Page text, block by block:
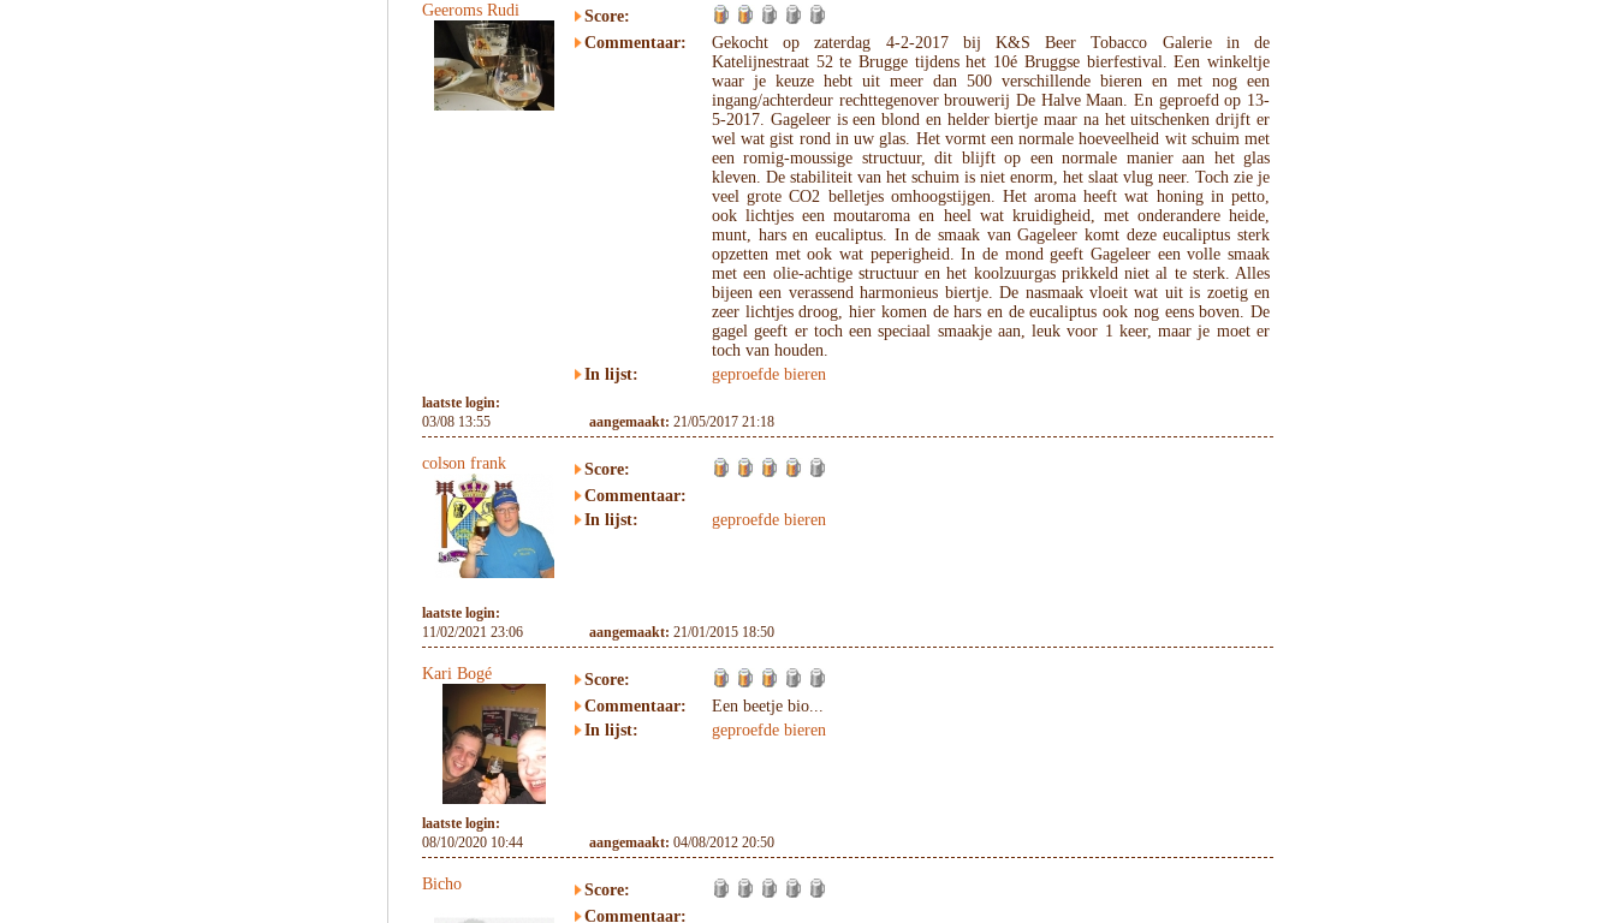
Geeroms Rudi
Score:
Commentaar:
Gekocht op zaterdag 4-2-2017 bij K&S Beer Tobacco Galerie in de
Katelijnestraat 52 te Brugge tijdens het 10é Bruggse bierfestival. Een winkeltje
waar je keuze hebt uit meer dan 500 verschillende bieren en met nog een
ingang/achterdeur rechttegenover brouwerij De Halve Maan. En geproefd op 13-
5-2017. Gageleer is een blond en helder biertje maar na het uitschenken drijft er
wel wat gist rond in uw glas. Het vormt een normale hoeveelheid wit schuim met
een romig-moussige structuur, dit blijft op een normale manier aan het glas
kleven. De stabiliteit van het schuim is niet enorm, het slaat vlug neer. Toch zie je
veel grote CO2 belletjes omhoogstijgen. Het aroma heeft wat honing in petto,
ook lichtjes een moutaroma en heel wat kruidigheid, met onderandere heide,
munt, hars en eucaliptus. In de smaak van Gageleer komt deze eucaliptus sterk
opzetten met ook wat peperigheid. In de mond geeft Gageleer een volle smaak
met een olie-achtige structuur en het koolzuurgas prikkeld niet al te sterk. Alles
bijeen een verassend harmonieus biertje. De nasmaak vloeit wat uit is zoetig en
zeer lichtjes droog, hier komen de hars en de eucaliptus ook nog eens boven. De
gagel geeft er toch een speciaal smaakje aan, leuk voor 1 keer, maar je moet er
toch van houden.
In lijst:
geproefde bieren
laatste login:
03/08 13:55
aangemaakt: 21/05/2017 21:18
colson frank
Score:
Commentaar:
In lijst:
geproefde bieren
laatste login:
11/02/2021 23:06
aangemaakt: 21/01/2015 18:50
Kari Bogé
Score:
Commentaar:
Een beetje bio...
In lijst:
geproefde bieren
laatste login:
08/10/2020 10:44
aangemaakt: 04/08/2012 20:50
Bicho
Score:
Commentaar: